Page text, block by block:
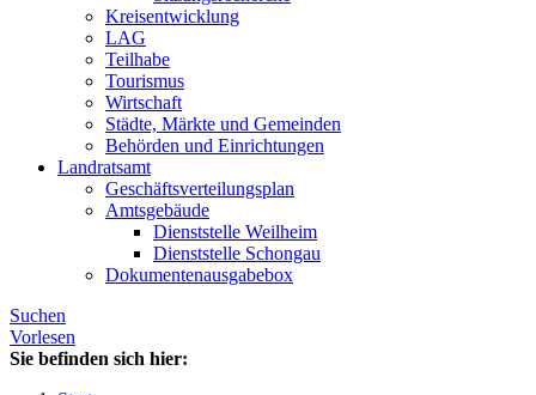
Kreisentwicklung
LAG
Teilhabe
Tourismus
Wirtschaft
Städte, Märkte und Gemeinden
Behörden und Einrichtungen
Landratsamt
Geschäftsverteilungsplan
Amtsgebäude
Dienststelle Weilheim
Dienststelle Schongau
Dokumentenausgabebox
Suchen
Vorlesen
Sie befinden sich hier: